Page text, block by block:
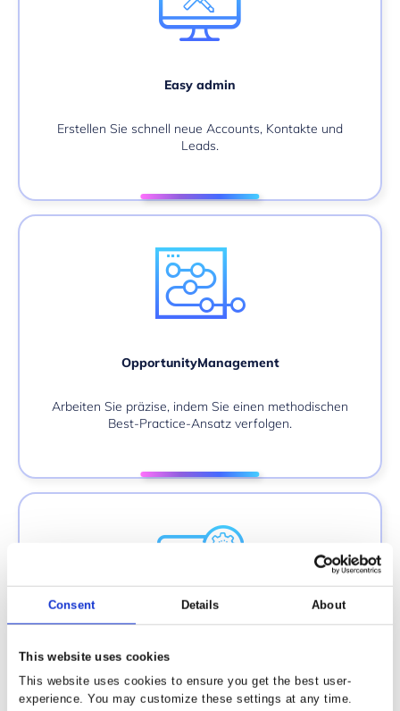
Consent Details About
This website uses cookies
This website uses cookies to ensure you get the best user-
experience. You may customize these settings at any time.
Easy admin
Erstellen Sie schnell neue Accounts, Kontakte und
Leads.
OpportunityManagement
Arbeiten Sie präzise, indem Sie einen methodischen
Best-Practice-Ansatz verfolgen.
Es stehen vier verschiedene Ansichten zur
Verfügung: persönliche Ansicht,